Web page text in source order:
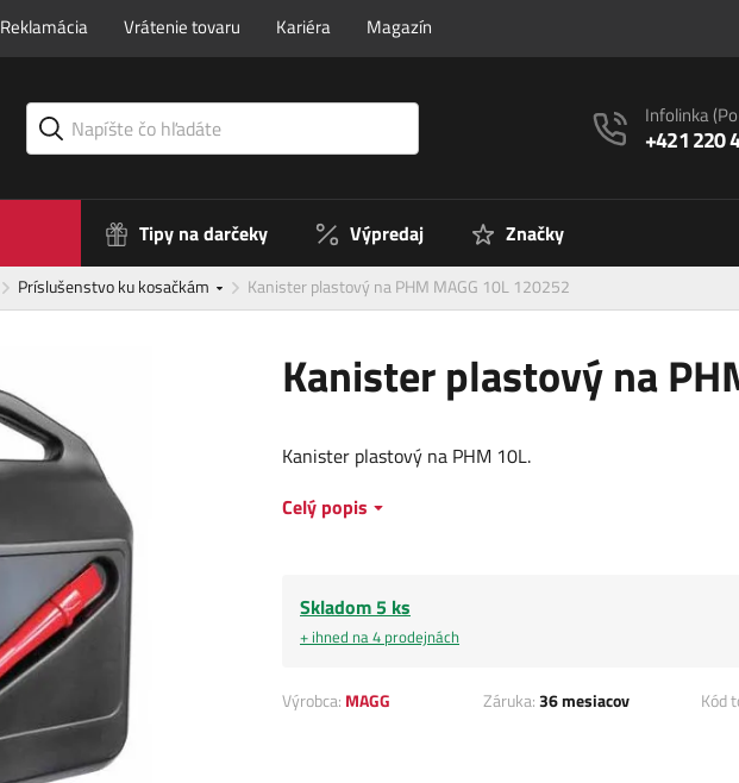
Reklamácia Vrátenie tovaru Kariéra Magazín
Infolinka
+421 220
Tipy na darčeky Výpredaj Značky
Príslušenstvo ku kosačkám Kanister plastový na PHM MAGG 10L 120252
Kanister plastový na
Kanister plastový na PHM 10L.
Celý popis
Skladom 5 ks
+ ihned na 4 prodejnách
Výrobca: MAGG Záruka:36 mesiacov Kód